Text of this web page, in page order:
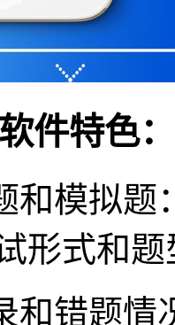
件特色：
和模拟
形式和
和错题